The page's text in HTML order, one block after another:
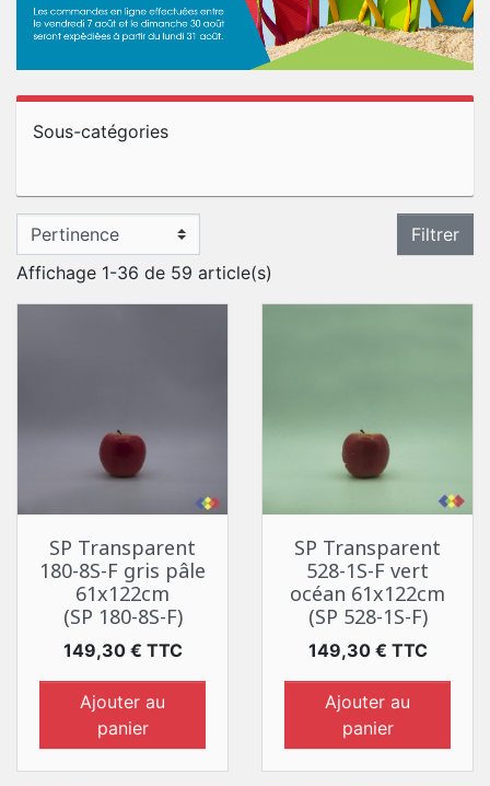
Sous-catégories
Filtrer
Affichage 1-36 de 59 article(s)
SP Transparent
180-8S-F gris pâle
61x122cm
(SP 180-8S-F)
Prix
149,30 € TTC
Ajouter au
panier
SP Transparent
528-1S-F vert
océan 61x122cm
(SP 528-1S-F)
Prix
149,30 € TTC
Ajouter au
panier